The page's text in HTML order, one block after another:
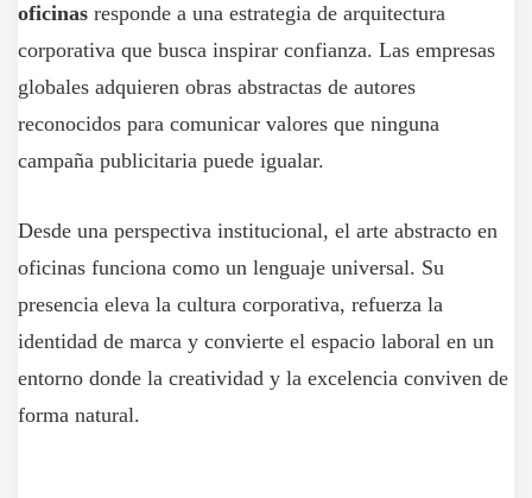
oficinas responde a una estrategia de arquitectura
corporativa que busca inspirar confianza. Las empresas
globales adquieren obras abstractas de autores
reconocidos para comunicar valores que ninguna
campaña publicitaria puede igualar.
Desde una perspectiva institucional, el arte abstracto en
oficinas funciona como un lenguaje universal. Su
presencia eleva la cultura corporativa, refuerza la
identidad de marca y convierte el espacio laboral en un
entorno donde la creatividad y la excelencia conviven de
forma natural.